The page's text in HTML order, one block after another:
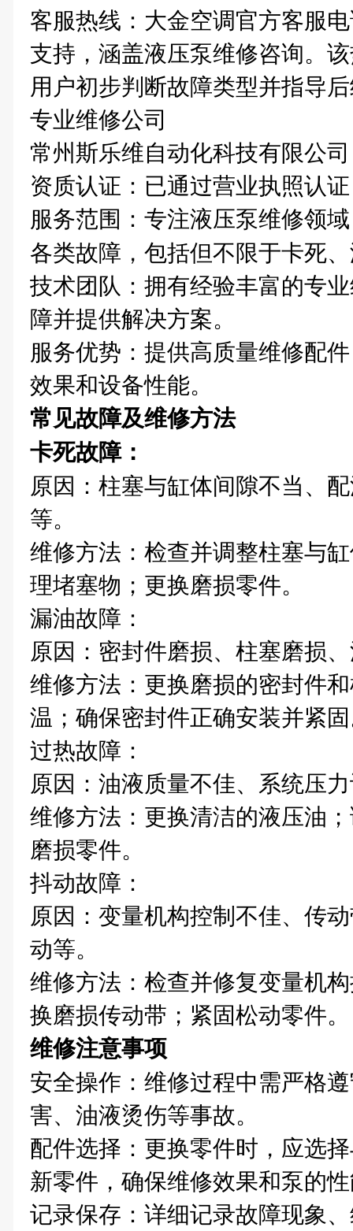
客服热线‌：大金空调官方客服
支持，涵盖液压泵维修咨询。
用户初步判断故障类型并指导
专业维修公司
常州斯乐维自动化科技有限公
资质认证‌：已通过营业执照认
服务范围‌：专注液压泵维修领
各类故障，包括但不限于卡死
技术团队‌：拥有经验丰富的专
障并提供解决方案。
服务优势‌：提供高质量维修配
效果和设备性能。
常见故障及维修方法
卡死故障‌：
原因‌：柱塞与缸体间隙不当、
等。
维修方法‌：检查并调整柱塞与
理堵塞物；更换磨损零件。
漏油故障‌：
原因‌：密封件磨损、柱塞磨损
维修方法‌：更换磨损的密封件
温；确保密封件正确安装并紧
过热故障‌：
原因‌：油液质量不佳、系统压
维修方法‌：更换清洁的液压油
磨损零件。
抖动故障‌：
原因‌：变量机构控制不佳、传
动等。
维修方法‌：检查并修复变量机
换磨损传动带；紧固松动零件。
维修注意事项
安全操作‌：维修过程中需严格
害、油液烫伤等事故。
配件选择‌：更换零件时，应选
新零件，确保维修效果和泵的
记录保存‌：详细记录故障现象